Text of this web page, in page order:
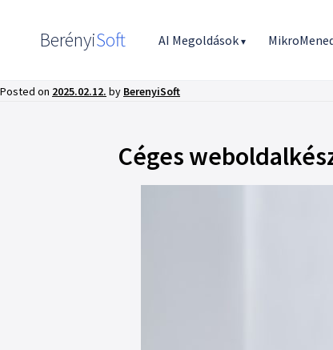
BerényiSoft AI Megoldások▾
Posted on 2025.02.12. by BerenyiSoft
Céges